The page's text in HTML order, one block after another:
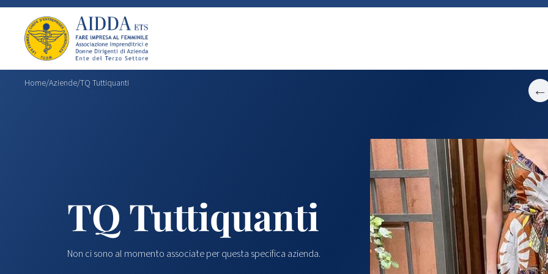
Home/Aziende/TQ Tuttiquanti ←
TQ Tuttiquanti
Non ci sono al momento associate per questa specifica azienda.